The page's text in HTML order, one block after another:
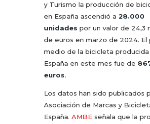
y Turismo la producción de
en España ascendió a 28.000
unidades por un valor de 24,3
de euros en marzo de 2024. El
medio de la bicicleta producida
España en este mes fue de
euros.
Los datos han sido publicados
Asociación de Marcas y
España. AMBE señala que la